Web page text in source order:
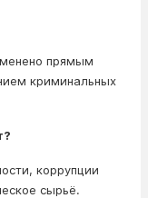
прямым
криминальных
коррупции
сырьё.